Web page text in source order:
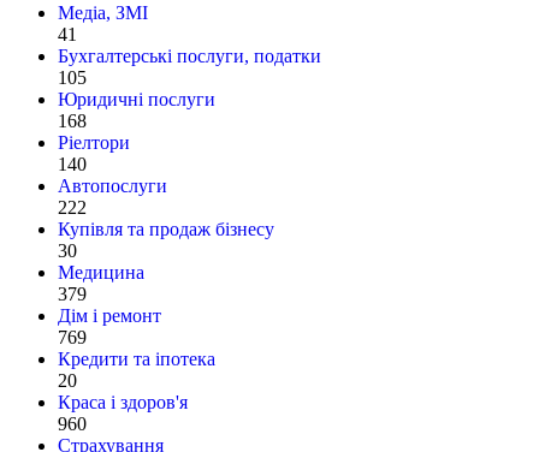
Медіа, ЗМІ
41
Бухгалтерські послуги, податки
105
Юридичні послуги
168
Ріелтори
140
Автопослуги
222
Купівля та продаж бізнесу
30
Медицина
379
Дім і ремонт
769
Кредити та іпотека
20
Краса і здоров'я
960
Страхування